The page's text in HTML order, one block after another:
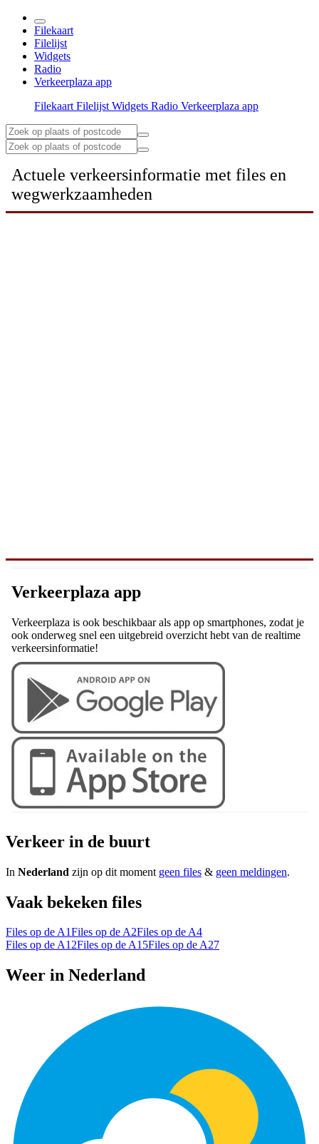
Filekaart
Filelijst
Widgets
Radio
Verkeerplaza app
Filekaart Filelijst Widgets Radio Verkeerplaza app
Actuele verkeersinformatie met files en
wegwerkzaamheden
Verkeerplaza app
Verkeerplaza is ook beschikbaar als app op smartphones, zodat je
ook onderweg snel een uitgebreid overzicht hebt van de realtime
verkeersinformatie!
Verkeer in de buurt
In Nederland zijn op dit moment geen files & geen meldingen.
Vaak bekeken files
Files op de A1Files op de A2Files op de A4
Files op de A12Files op de A15Files op de A27
Weer in Nederland